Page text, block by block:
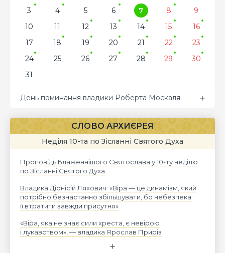
3
4 5 6 7 8
9
10
11 12 13 14 15
16
17
18 19 20 21 22
23
24
25 26 27 28 29
30
31
День поминання владики Роберта Москаля
СЛОВО АРХИЄРЕЯ
Неділя 10-та по Зісланні Святого Духа
Проповідь Блаженнішого Святослава у 10-ту неділю
по Зісланні Святого Духа
Владика Діонісій Ляхович: «Віра — це динамізм, який
потрібно безнастанно збільшувати, бо небезпека
її втратити завжди присутня»
«Віра, яка не знає сили хреста, є невірою
і лукавством», — владика Ярослав Приріз